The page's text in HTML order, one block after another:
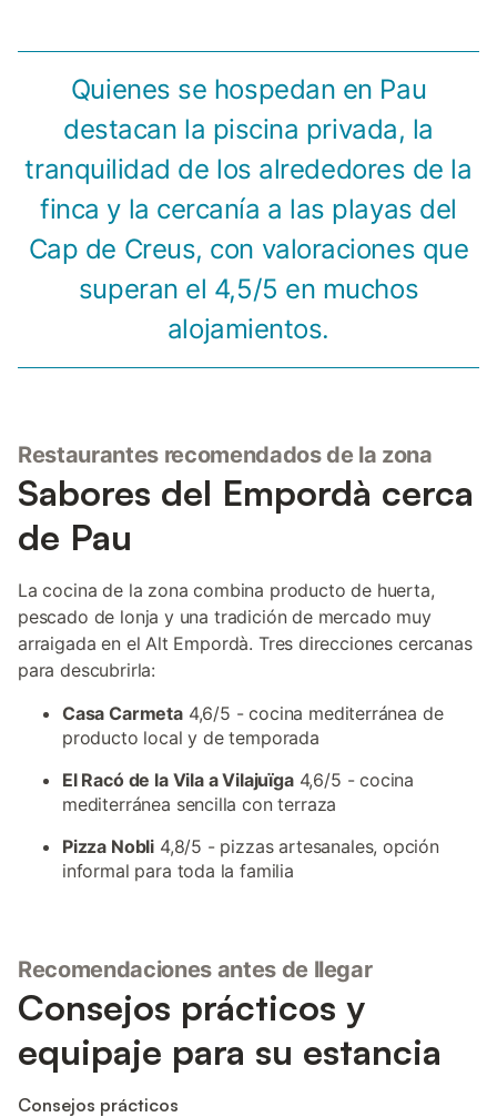
Quienes se hospedan en Pau
destacan la piscina privada, la
tranquilidad de los alrededores de la
finca y la cercanía a las playas del
Cap de Creus, con valoraciones que
superan el 4,5/5 en muchos
alojamientos.
Restaurantes recomendados de la zona
Sabores del Empordà cerca
de Pau
La cocina de la zona combina producto de huerta,
pescado de lonja y una tradición de mercado muy
arraigada en el Alt Empordà. Tres direcciones cercanas
para descubrirla:
Casa Carmeta4,6/5 - cocina mediterránea de
producto local y de temporada
El Racó de la Vila a Vilajuïga4,6/5 - cocina
mediterránea sencilla con terraza
Pizza Nobli 4,8/5 - pizzas artesanales, opción
informal para toda la familia
Recomendaciones antes de llegar
Consejos prácticos y
equipaje para su estancia
Consejos prácticos